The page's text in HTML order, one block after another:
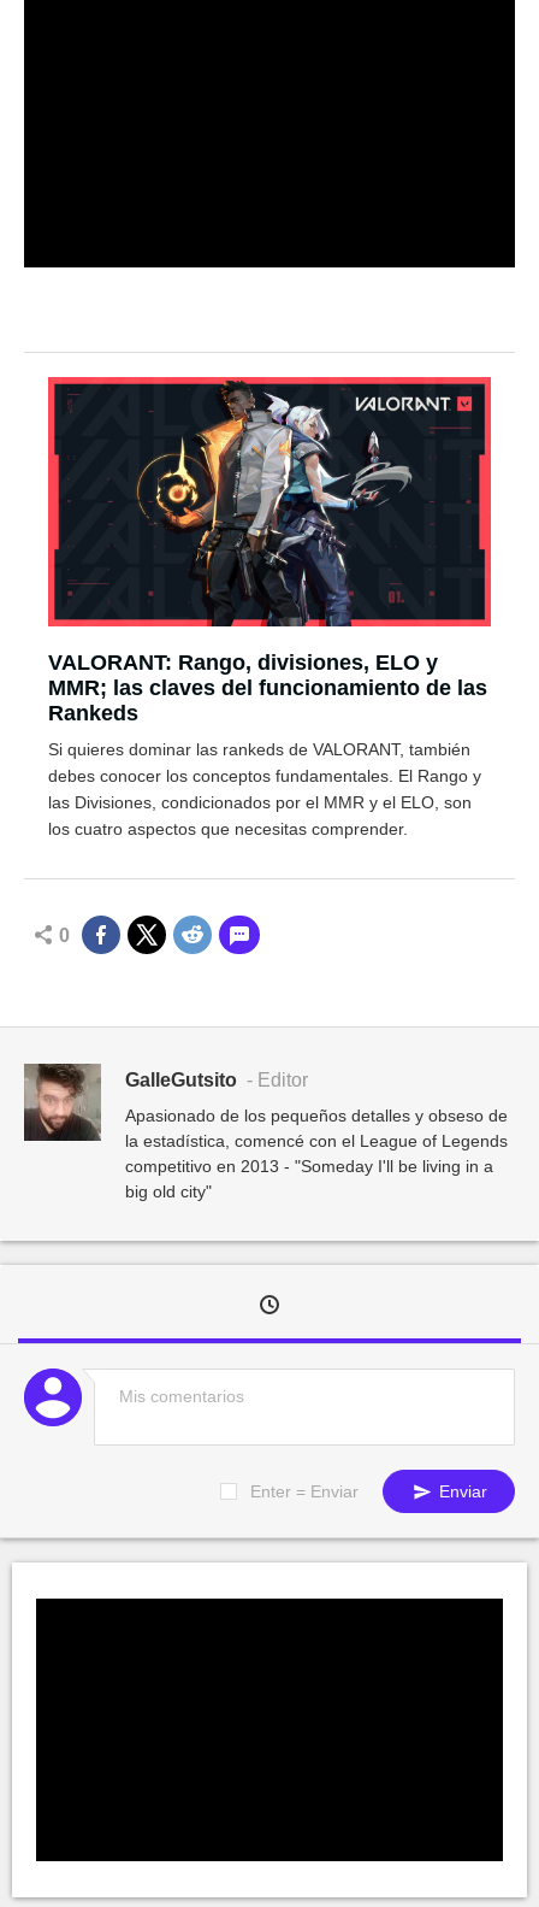
VALORANT: Rango, divisiones, ELO y
MMR; las claves del funcionamiento de las
Rankeds
Si quieres dominar las rankeds de VALORANT, también
debes conocer los conceptos fundamentales. El Rango y
las Divisiones, condicionados por el MMR y el ELO, son
los cuatro aspectos que necesitas comprender.
0
GalleGutsito - Editor
Apasionado de los pequeños detalles y obseso de
la estadística, comencé con el League of Legends
competitivo en 2013 - "Someday I'll be living in a
big old city"
Enter = Enviar Enviar